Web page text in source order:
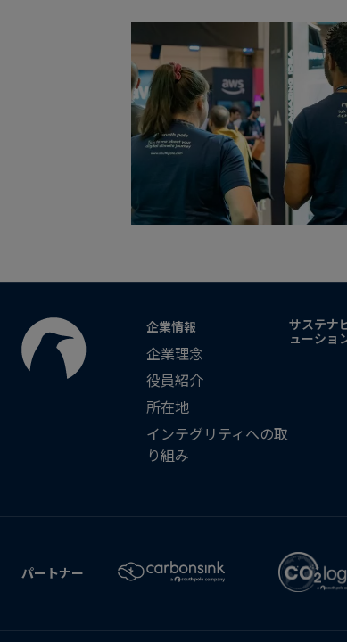
企業情報
企業理念
役員紹介
所在地
インテグリティへの取
り組み
サステナ
ューショ
パートナー